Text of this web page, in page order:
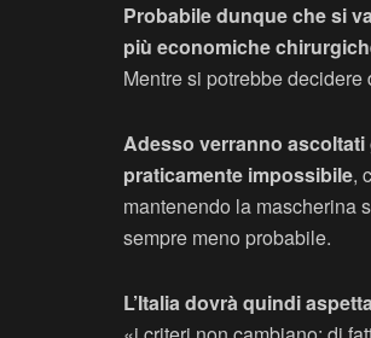
Probabile dunque che si
più economiche
Mentre si potrebbe
Adesso verranno
praticamente impossibile,
mantenendo la mascherina
sempre meno probabile.
L’Italia dovrà quindi